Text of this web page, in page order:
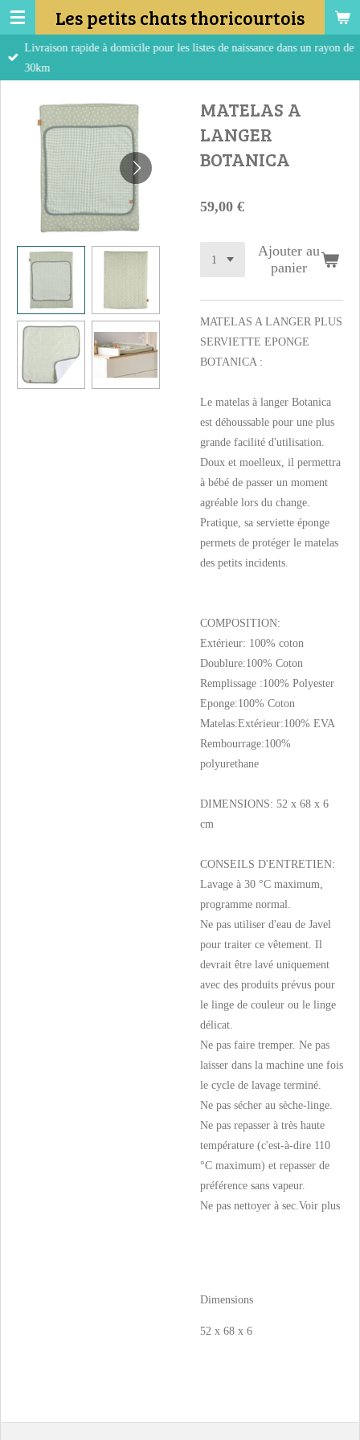
Passer
au
contenu
Les petits chats thoricourtois
Livraison rapide à domicile pour les listes de naissance dans un rayon de
30km
MATELAS A
LANGER
BOTANICA
59,00 €
Ajouter au
panier
MATELAS A LANGER PLUS
SERVIETTE EPONGE
BOTANICA :
Le matelas à langer Botanica
est déhoussable pour une plus
grande facilité d'utilisation.
Doux et moelleux, il permettra
à bébé de passer un moment
agréable lors du change.
Pratique, sa serviette éponge
permets de protéger le matelas
des petits incidents.
COMPOSITION:
Extérieur: 100% coton
Doublure:100% Coton
Remplissage :100% Polyester
Eponge:100% Coton
Matelas:Extérieur:100% EVA
Rembourrage:100%
polyurethane
DIMENSIONS: 52 x 68 x 6
cm
CONSEILS D'ENTRETIEN:
Lavage à 30 °C maximum,
programme normal.
Ne pas utiliser d'eau de Javel
pour traiter ce vêtement. Il
devrait être lavé uniquement
avec des produits prévus pour
le linge de couleur ou le linge
délicat.
Ne pas faire tremper. Ne pas
laisser dans la machine une fois
le cycle de lavage terminé.
Ne pas sécher au sèche-linge.
Ne pas repasser à très haute
température (c'est-à-dire 110
°C maximum) et repasser de
préférence sans vapeur.
Ne pas nettoyer à sec.Voir plus
Dimensions
52 x 68 x 6